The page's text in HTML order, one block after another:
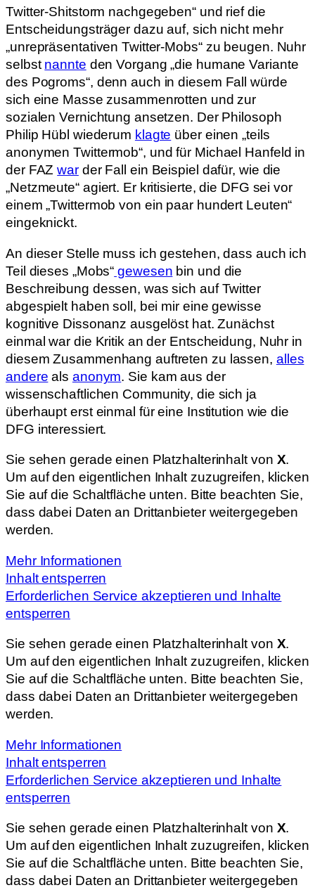
Twitter-Shitstorm nachgegeben“ und rief die
Entscheidungsträger dazu auf, sich nicht mehr
„unrepräsentativen Twitter-Mobs“ zu beugen. Nuhr
selbstnannte den Vorgang „die humane Variante
des Pogroms“, denn auch in diesem Fall würde
sich eine Masse zusammenrotten und zur
sozialen Vernichtung ansetzen. Der Philosoph
Philip Hübl wiederum klagte über einen „teils
anonymen Twittermob“, und für Michael Hanfeld in
der FAZwarder Fall ein Beispiel dafür, wie die
„Netzmeute“ agiert. Er kritisierte, die DFG sei vor
einem „Twittermob von ein paar hundert Leuten“
eingeknickt.
An dieser Stelle muss ich gestehen, dass auch ich
Teil dieses „Mobs“ gewesen bin und die
Beschreibung dessen, was sich auf Twitter
abgespielt haben soll, bei mir eine gewisse
kognitive Dissonanz ausgelöst hat. Zunächst
einmal war die Kritik an der Entscheidung, Nuhr in
diesem Zusammenhang auftreten zu lassen, alles
andere als anonym. Sie kam aus der
wissenschaftlichen Community, die sich ja
überhaupt erst einmal für eine Institution wie die
DFG interessiert.
Sie sehen gerade einen Platzhalterinhalt von X.
Um auf den eigentlichen Inhalt zuzugreifen, klicken
Sie auf die Schaltfläche unten. Bitte beachten Sie,
dass dabei Daten an Drittanbieter weitergegeben
werden.
Mehr Informationen
Inhalt entsperren
Erforderlichen Service akzeptieren und Inhalte
entsperren
Sie sehen gerade einen Platzhalterinhalt von X.
Um auf den eigentlichen Inhalt zuzugreifen, klicken
Sie auf die Schaltfläche unten. Bitte beachten Sie,
dass dabei Daten an Drittanbieter weitergegeben
werden.
Mehr Informationen
Inhalt entsperren
Erforderlichen Service akzeptieren und Inhalte
entsperren
Sie sehen gerade einen Platzhalterinhalt von X.
Um auf den eigentlichen Inhalt zuzugreifen, klicken
Sie auf die Schaltfläche unten. Bitte beachten Sie,
dass dabei Daten an Drittanbieter weitergegeben